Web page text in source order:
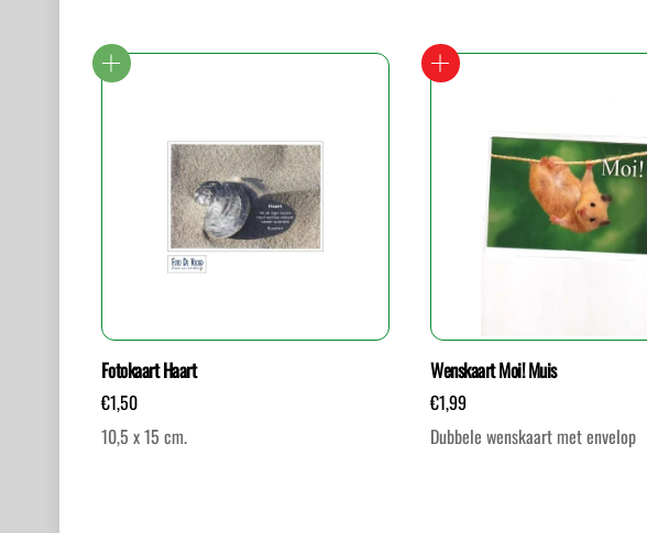
Fotokaart Haart
€1,50
10,5 x 15 cm.
Wenskaart Moi! Muis
€1,99
Dubbele wenskaart met envelop